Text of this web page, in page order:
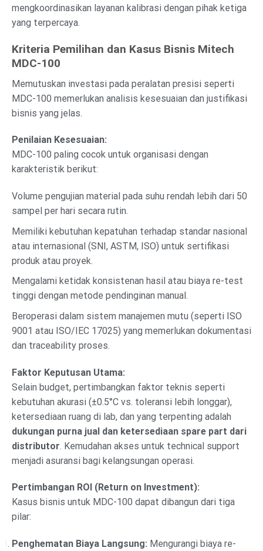
mengkoordinasikan layanan kalibrasi dengan pihak ketiga
yang terpercaya.
Kriteria Pemilihan dan Kasus Bisnis Mitech
MDC-100
Memutuskan investasi pada peralatan presisi seperti
MDC-100 memerlukan analisis kesesuaian dan justifikasi
bisnis yang jelas.
Penilaian Kesesuaian:
MDC-100 paling cocok untuk organisasi dengan
karakteristik berikut:
Volume pengujian material pada suhu rendah lebih dari 50
sampel per hari secara rutin.
Memiliki kebutuhan kepatuhan terhadap standar nasional
atau internasional (SNI, ASTM, ISO) untuk sertifikasi
produk atau proyek.
Mengalami ketidak konsistenan hasil atau biaya re-test
tinggi dengan metode pendinginan manual.
Beroperasi dalam sistem manajemen mutu (seperti ISO
9001 atau ISO/IEC 17025) yang memerlukan dokumentasi
dan traceability proses.
Faktor Keputusan Utama:
Selain budget, pertimbangkan faktor teknis seperti
kebutuhan akurasi (±0.5°C vs. toleransi lebih longgar),
ketersediaan ruang di lab, dan yang terpenting adalah
dukungan purna jual dan ketersediaan spare part dari
distributor. Kemudahan akses untuk technical support
menjadi asuransi bagi kelangsungan operasi.
Pertimbangan ROI (Return on Investment):
Kasus bisnis untuk MDC-100 dapat dibangun dari tiga
pilar:
Penghematan Biaya Langsung: Mengurangi biaya re-